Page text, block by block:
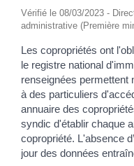
Vérifié le 08/03/2023 -
administrative (Première
Les copropriétés ont
le registre national
renseignées permettent
à des particuliers
annuaire des
syndic d'établir chaque
copropriété. L'absence
jour des données